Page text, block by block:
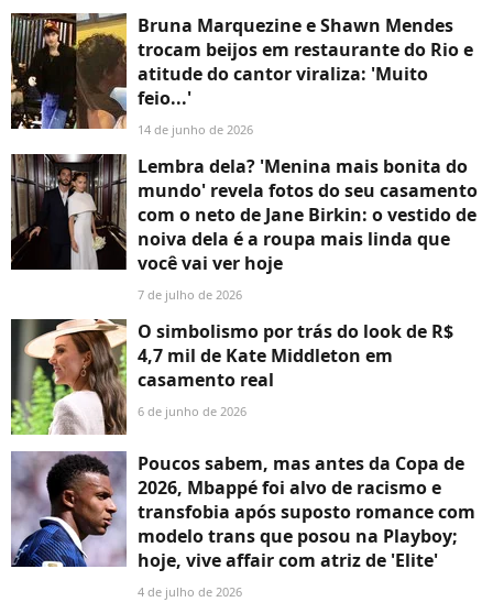
Bruna Marquezine e Shawn Mendes
trocam beijos em restaurante do Rio e
atitude do cantor viraliza: 'Muito
feio...'
14 de junho de 2026
Lembra dela? 'Menina mais bonita do
mundo' revela fotos do seu casamento
com o neto de Jane Birkin: o vestido de
noiva dela é a roupa mais linda que
você vai ver hoje
7 de julho de 2026
O simbolismo por trás do look de R$
4,7 mil de Kate Middleton em
casamento real
6 de junho de 2026
Poucos sabem, mas antes da Copa de
2026, Mbappé foi alvo de racismo e
transfobia após suposto romance com
modelo trans que posou na Playboy;
hoje, vive affair com atriz de 'Elite'
4 de julho de 2026